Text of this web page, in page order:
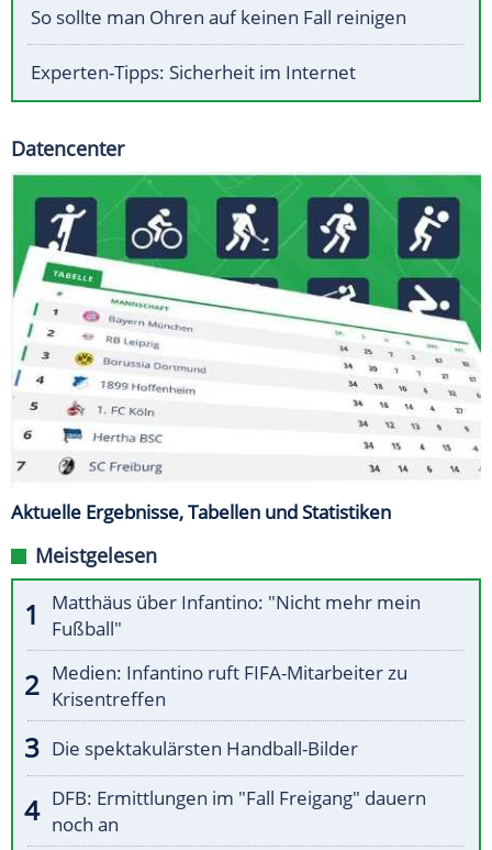
So sollte man Ohren auf keinen Fall reinigen
Experten-Tipps: Sicherheit im Internet
Datencenter
Aktuelle Ergebnisse, Tabellen und Statistiken
Meistgelesen
Matthäus über Infantino: "Nicht mehr mein
Fußball"
Medien: Infantino ruft FIFA-Mitarbeiter zu
Krisentreffen
Die spektakulärsten Handball-Bilder
DFB: Ermittlungen im "Fall Freigang" dauern
noch an